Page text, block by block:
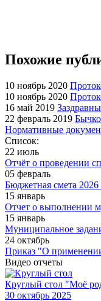
Похожие
10 ноябрь 2020
10 ноябрь 2020
16 май 2019
22 февраль 2019
Нормативные
Список:
22 июль
Отчёт о проведении
05 февраль
Бюджетная смета
15 январь
Отчет о выполнении
15 январь
Муниципальное
24 октябрь
Приказ "О
Видео отчеты
Круглый стол "Моё
30 октябрь 2025